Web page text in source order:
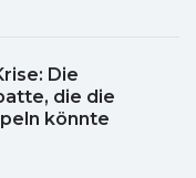
Die
die die
könnte